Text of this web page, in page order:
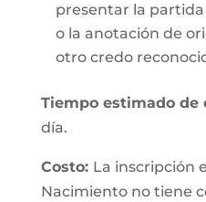
presentar la
o la anotación de
otro credo
Tiempo estimado de
día.
Costo: La inscripción
Nacimiento no tiene